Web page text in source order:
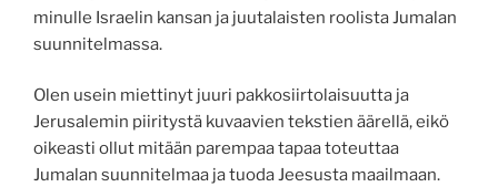
minulle Israelin kansan ja juutalaisten roolista Jumalan
suunnitelmassa.
Olen usein miettinyt juuri pakkosiirtolaisuutta ja
Jerusalemin piiritystä kuvaavien tekstien äärellä, eikö
oikeasti ollut mitään parempaa tapaa toteuttaa
Jumalan suunnitelmaa ja tuoda Jeesusta maailmaan.